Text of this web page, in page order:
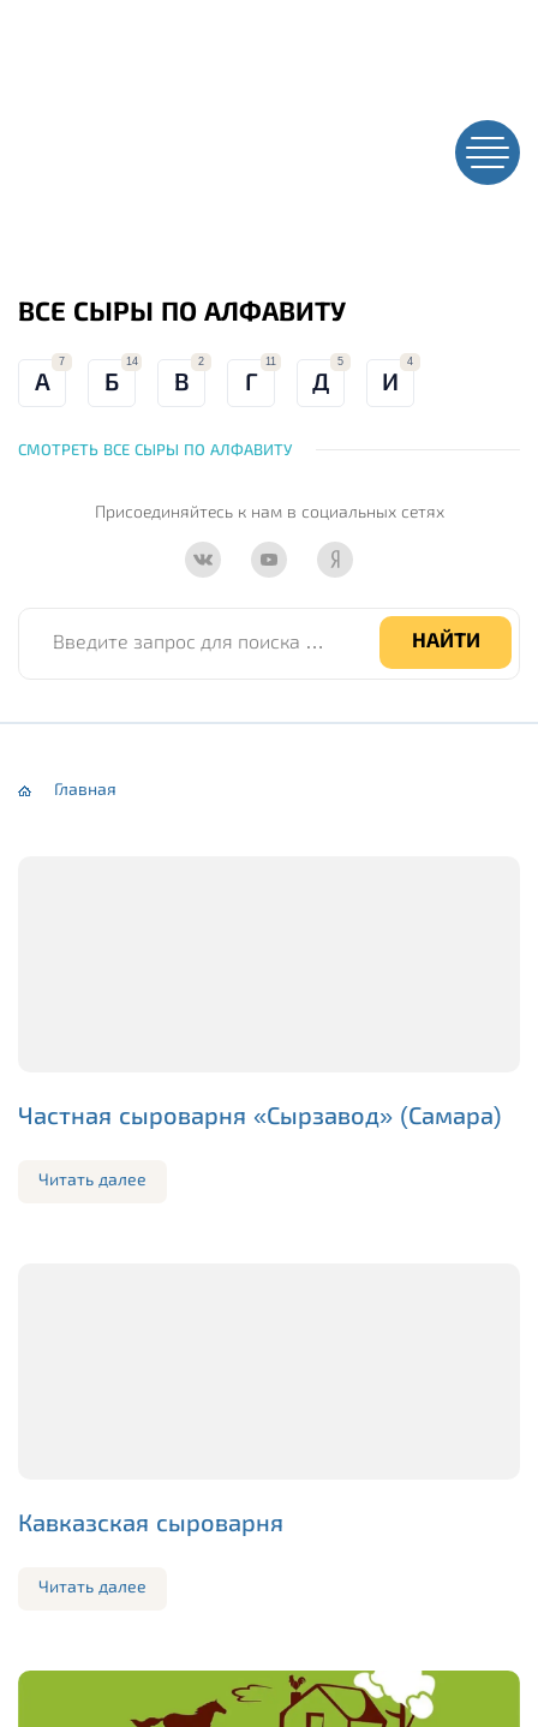
ВСЕ СЫРЫ ПО АЛФАВИТУ
А
7
Б
14
В
2
Г
11
Д
5
И
4
СМОТРЕТЬ ВСЕ СЫРЫ ПО АЛФАВИТУ
Присоединяйтесь к намв социальных сетях
НАЙТИ
Главная
Частная сыроварня «Сырзавод» (Самара)
Читать далее
Кавказская сыроварня
Читать далее